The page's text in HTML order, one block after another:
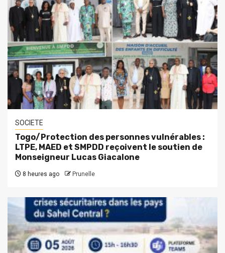
SOCIETE
Togo/Protection des personnes vulnérables :
LTPE, MAED et SMPDD reçoivent le soutien de
Monseigneur Lucas Giacalone
8 heures ago Prunelle